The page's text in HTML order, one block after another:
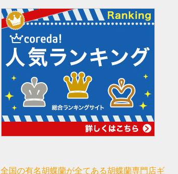
全国の有名胡蝶蘭が全てある胡蝶蘭専門店ギ